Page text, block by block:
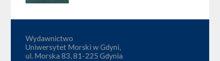
Wydawnictwo
Uniwersytet Morski w Gdyni,
ul. Morska 83, 81-225 Gdynia